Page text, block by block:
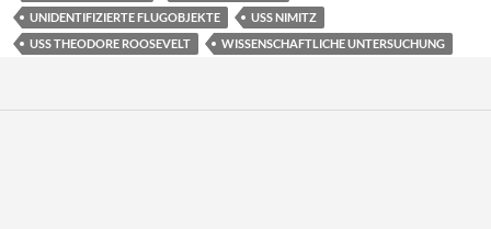
UNIDENTIFIZIERTE FLUGOBJEKTE
USS NIMITZ
USS THEODORE ROOSEVELT
WISSENSCHAFTLICHE UNTERSUCHUNG